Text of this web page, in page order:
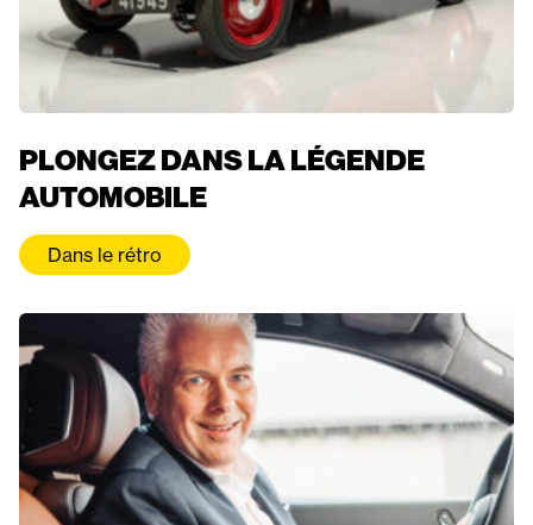
PLONGEZ DANS LA LÉGENDE
AUTOMOBILE
Dans le rétro